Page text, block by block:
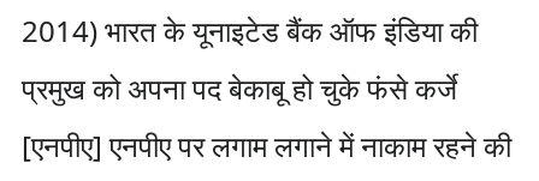
2014) भारत के यूनाइटेड बैंक ऑफ इंडिया की
प्रमुख को अपना पद बेकाबू हो चुके फंसे कर्जे
[एनपीए] एनपीए पर लगाम लगाने में नाकाम रहने की